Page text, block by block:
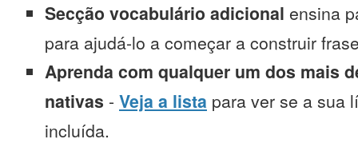
Secção vocabulário adicional ensina
para ajudá-lo a começar a construir
Aprenda com qualquer um dos mais
nativas - Veja a lista para ver se a sua
incluída.